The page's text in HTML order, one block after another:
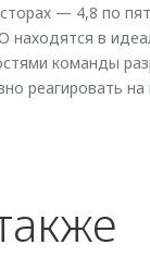
— 4,8 по
находятся в
команды
реагировать